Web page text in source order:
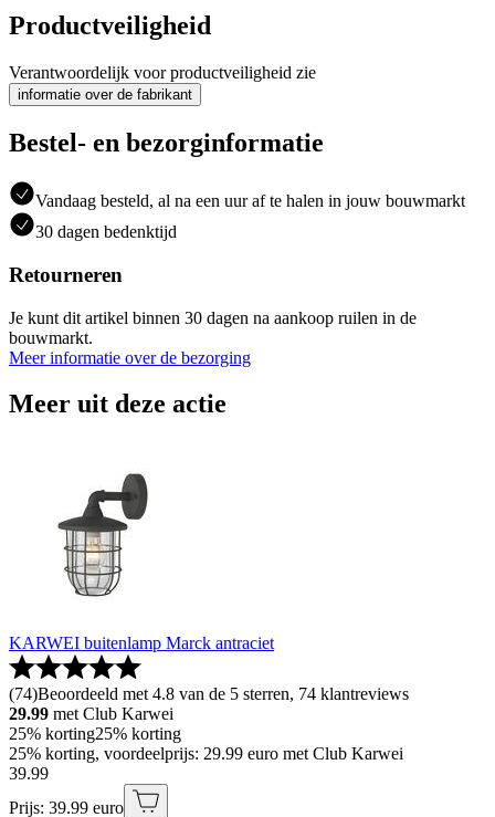
Productveiligheid
Verantwoordelijk voor productveiligheid zie
informatie over de fabrikant
Bestel- en bezorginformatie
Vandaag besteld, al na een uur af te halen in jouw bouwmarkt
30 dagen bedenktijd
Retourneren
Je kunt dit artikel binnen 30 dagen na aankoop ruilen in de
bouwmarkt.
Meer informatie over de bezorging
Meer uit deze actie
KARWEI buitenlamp Marck antraciet
(74)Beoordeeld met 4.8 van de 5 sterren, 74 klantreviews
29.99 met Club Karwei
25% korting25% korting
25% korting, voordeelprijs: 29.99 euro met Club Karwei
39.99
Prijs: 39.99 euro